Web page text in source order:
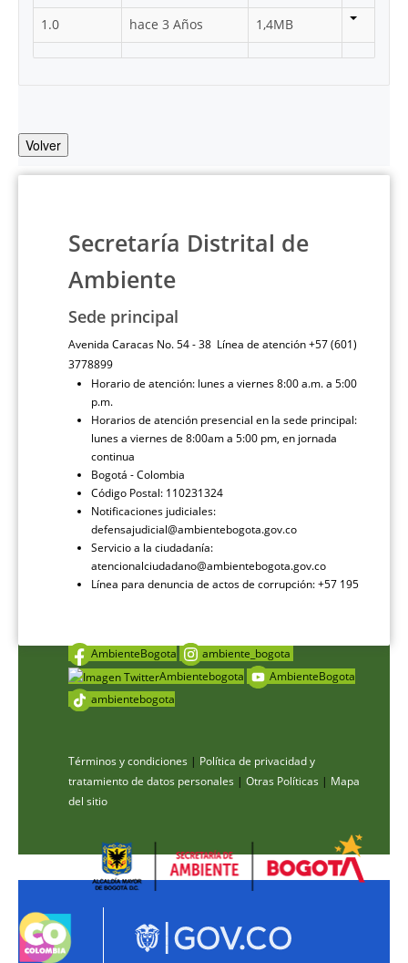
1.0
hace 3 Años 1,4MB
Volver
Secretaría Distrital de
Ambiente
Sede principal
Avenida Caracas No. 54 - 38 Línea de atención +57 (601)
3778899
Horario de atención: lunes a viernes 8:00 a.m. a 5:00
p.m.
Horarios de atención presencial en la sede principal:
lunes a viernes de 8:00am a 5:00 pm, en jornada
continua
Bogotá - Colombia
Código Postal: 110231324
Notificaciones judiciales:
defensajudicial@ambientebogota.gov.co
Servicio a la ciudadanía:
atencionalciudadano@ambientebogota.gov.co
Línea para denuncia de actos de corrupción: +57 195
AmbienteBogota
ambiente_bogota
Ambientebogota
AmbienteBogota
ambientebogota
Términos y condiciones | Política de privacidad y
tratamiento de datos personales | Otras Políticas | Mapa
del sitio